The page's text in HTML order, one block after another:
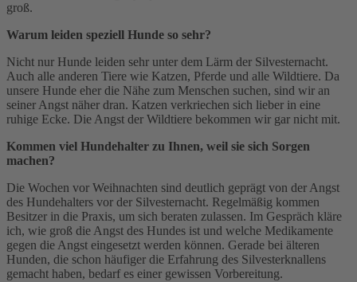
groß.
Warum leiden speziell Hunde so sehr?
Nicht nur Hunde leiden sehr unter dem Lärm der Silvesternacht.
Auch alle anderen Tiere wie Katzen, Pferde und alle Wildtiere. Da
unsere Hunde eher die Nähe zum Menschen suchen, sind wir an
seiner Angst näher dran. Katzen verkriechen sich lieber in eine
ruhige Ecke. Die Angst der Wildtiere bekommen wir gar nicht mit.
Kommen viel Hundehalter zu Ihnen, weil sie sich Sorgen
machen?
Die Wochen vor Weihnachten sind deutlich geprägt von der Angst
des Hundehalters vor der Silvesternacht. Regelmäßig kommen
Besitzer in die Praxis, um sich beraten zulassen. Im Gespräch kläre
ich, wie groß die Angst des Hundes ist und welche Medikamente
gegen die Angst eingesetzt werden können. Gerade bei älteren
Hunden, die schon häufiger die Erfahrung des Silvesterknallens
gemacht haben, bedarf es einer gewissen Vorbereitung.